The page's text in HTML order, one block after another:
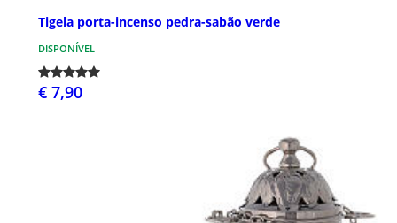
Tigela porta-incenso pedra-sabão verde
DISPONÍVEL
€ 7,90